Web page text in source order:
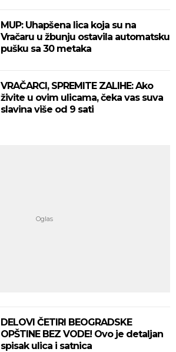
MUP: Uhapšena lica koja su na
Vračaru u žbunju ostavila automatsku
pušku sa 30 metaka
VRAČARCI, SPREMITE ZALIHE: Ako
živite u ovim ulicama, čeka vas suva
slavina više od 9 sati
DELOVI ČETIRI BEOGRADSKE
OPŠTINE BEZ VODE! Ovo je detaljan
spisak ulica i satnica